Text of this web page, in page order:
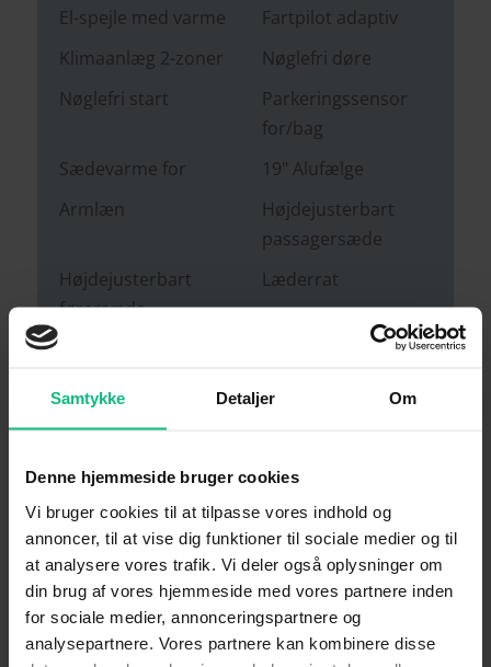
Samtykke Detaljer Om
Denne hjemmeside bruger cookies
Vi bruger cookies til at tilpasse vores indhold og
annoncer, til at vise dig funktioner til sociale medier og til
at analysere vores trafik. Vi deler også oplysninger om
din brug af vores hjemmeside med vores partnere inden
for sociale medier, annonceringspartnere og
analysepartnere. Vores partnere kan kombinere disse
El-spejle med varme
Fartpilot adaptiv
Klimaanlæg 2-zoner
Nøglefri døre
Nøglefri start
Parkeringssensor
for/bag
Sædevarme for
19" Alufælge
Armlæn
Højdejusterbart
passagersæde
Højdejusterbart
førersæde
Læderrat
Splitbagsæde
Varmepumpe og 3-
ABS
Vejbaneassistent
Automatisk
nødbremsesystem
Blindvinkelassistent